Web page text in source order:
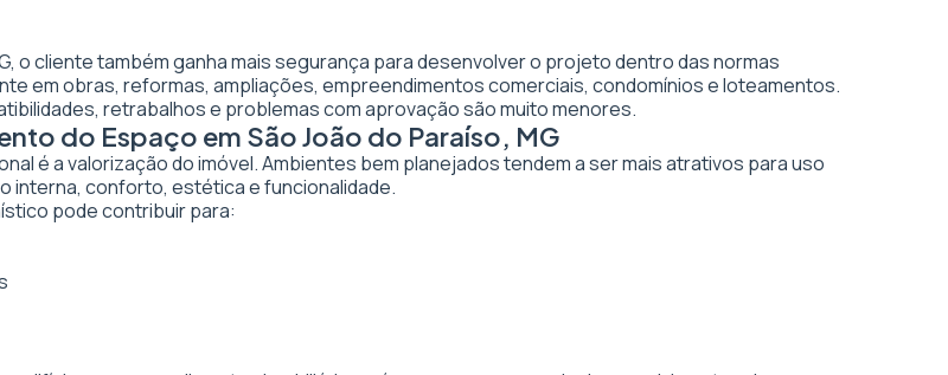
o cliente também ganha mais segurança para desenvolver o projeto dentro das normas
em obras, reformas, ampliações, empreendimentos comerciais, condomínios e loteamentos.
retrabalhos e problemas com aprovação são muito menores.
do Espaço em São João do Paraíso, MG
é a valorização do imóvel. Ambientes bem planejados tendem a ser mais atrativos para uso
interna, conforto, estética e funcionalidade.
pode contribuir para: